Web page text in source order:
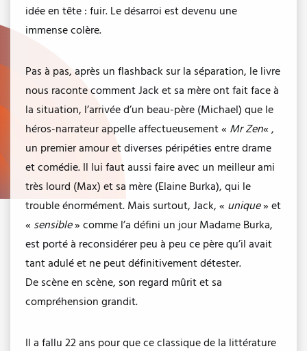
idée en tête : fuir. Le désarroi est devenu une
immense colère.
Pas à pas, après un flashback sur la séparation, le livre
nous raconte comment Jack et sa mère ont fait face à
la situation, l’arrivée d’un beau-père (Michael) que le
héros-narrateur appelle affectueusement « Mr Zen« ,
un premier amour et diverses péripéties entre drame
et comédie. Il lui faut aussi faire avec un meilleur ami
très lourd (Max) et sa mère (Elaine Burka), qui le
trouble énormément. Mais surtout, Jack, « unique» et
« sensible» comme l’a défini un jour Madame Burka,
est porté à reconsidérer peu à peu ce père qu’il avait
tant adulé et ne peut définitivement détester.
De scène en scène, son regard mûrit et sa
compréhension grandit.
Il a fallu 22 ans pour que ce classique de la littérature